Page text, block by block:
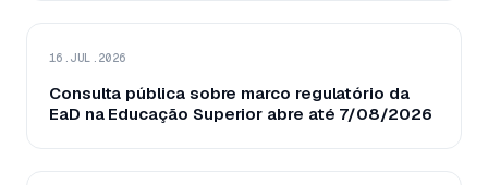
16.JUL.2026
Consulta pública sobre marco regulatório da
EaD na Educação Superior abre até 7/08/2026